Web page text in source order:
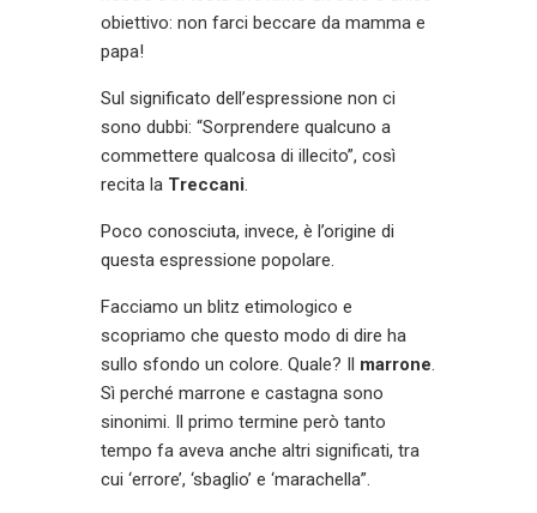
obiettivo: non farci beccare da mamma e
papa!
Sul significato dell’espressione non ci
sono dubbi: “Sorprendere qualcuno a
commettere qualcosa di illecito”, così
recita la Treccani
Poco conosciuta, invece, è l’origine di
questa espressione popolare.
Facciamo un blitz etimologico e
scopriamo che questo modo di dire ha
sullo sfondo un colore. Quale? Il marrone
Sì perché marrone e castagna sono
sinonimi. Il primo termine però tanto
tempo fa aveva anche altri significati, tra
cui ‘errore’, ‘sbaglio’ e ‘marachella”.